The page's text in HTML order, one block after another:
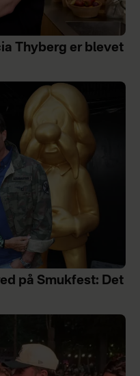
Thyberg er blevet
på Smukfest: Det